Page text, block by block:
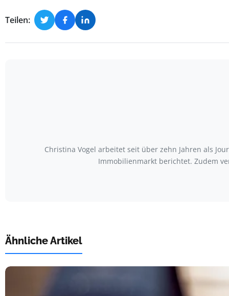
Teilen:
Christina Vogel arbeitet seit über zehn Jahren als
Immobilienmarkt berichtet. Zudem
Ähnliche Artikel